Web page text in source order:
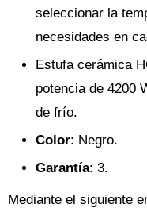
seleccionar la
necesidades en
Estufa cerámica
potencia de 4200
de frío.
Color: Negro.
Garantía: 3.
Mediante el siguiente